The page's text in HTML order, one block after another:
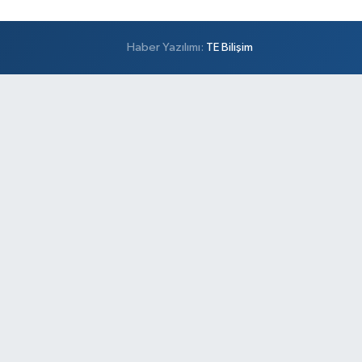
Haber Yazılımı: TE Bilişim